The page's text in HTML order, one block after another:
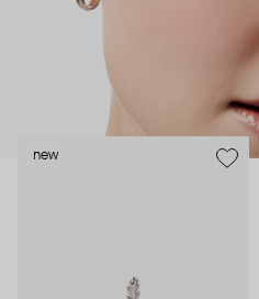
new